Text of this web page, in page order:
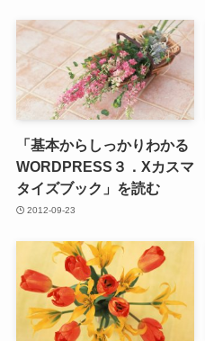
「基本からしっかりわかる
WORDPRESS３．Xカスマ
タイズブック」を読む
2012-09-23